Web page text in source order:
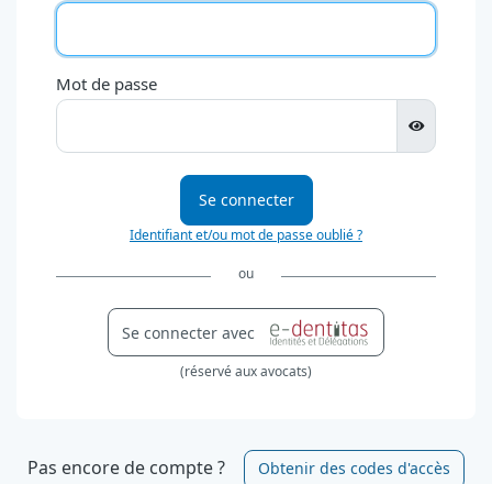
Mot de passe
Se connecter
Identifiant et/ou mot de passe oublié ?
ou
Se connecter avec
(réservé aux avocats)
Pas encore de compte ? Obtenir des codes d'accès